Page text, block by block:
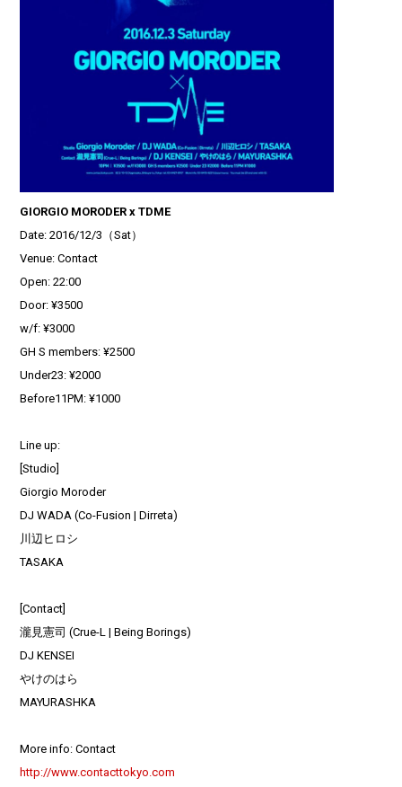
GIORGIO MORODER x TDME
Date: 2016/12/3（Sat）
Venue: Contact
Open: 22:00
Door: ¥3500
w/f: ¥3000
GH S members: ¥2500
Under23: ¥2000
Before11PM: ¥1000
Line up:
[Studio]
Giorgio Moroder
DJ WADA (Co-Fusion | Dirreta)
川辺ヒロシ
TASAKA
[Contact]
瀧見憲司 (Crue-L | Being Borings)
DJ KENSEI
やけのはら
MAYURASHKA
More info: Contact
http://www.contacttokyo.com